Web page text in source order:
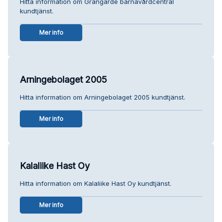
kundtjänst.
Mer info
Arningebolaget 2005
Hitta information om Arningebolaget 2005 kundtjänst.
Mer info
Kalaliike Hast Oy
Hitta information om Kalaliike Hast Oy kundtjänst.
Mer info